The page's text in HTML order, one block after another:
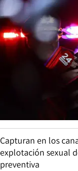
Capturan en los
explotación sexual
preventiva